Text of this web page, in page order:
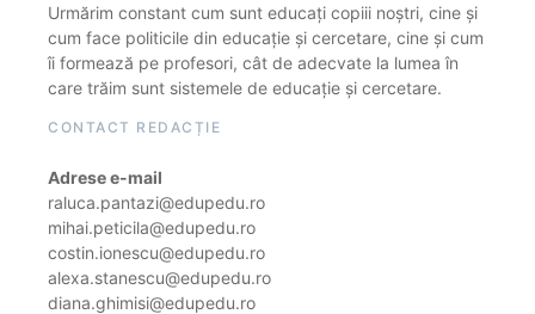
Urmărim constant cum sunt educați copiii noștri, cine și
cum face politicile din educație și cercetare, cine și cum
îi formează pe profesori, cât de adecvate la lumea în
care trăim sunt sistemele de educație și cercetare.
CONTACT REDACȚIE
Adrese e-mail
raluca.pantazi@edupedu.ro
mihai.peticila@edupedu.ro
costin.ionescu@edupedu.ro
alexa.stanescu@edupedu.ro
diana.ghimisi@edupedu.ro